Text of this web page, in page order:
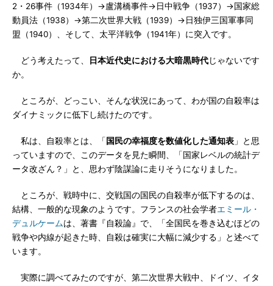
2・26事件（1934年）→盧溝橋事件→日中戦争（1937）→国家総
動員法（1938）→第二次世界大戦（1939）→日独伊三国軍事同
盟（1940）、そして、太平洋戦争（1941年）に突入です。
どう考えたって、 日本近代史における大暗黒時代じゃないです
か。
ところが、どっこい、そんな状況にあって、わが国の自殺率は
ダイナミックに低下し続けたのです。
私は、自殺率とは、「 国民の幸福度を数値化した通知表 」と思
っていますので、このデータを見た瞬間、「国家レベルの統計デ
ータ改ざん？」と、思わず陰謀論に走りそうになりました。
ところが、戦時中に、交戦国の国民の自殺率が低下するのは、
結構、一般的な現象のようです。フランスの社会学者エミール・
デュルケームは、著書『自殺論』で、「全国民を巻き込むほどの
戦争や内線が起きた時、自殺は確実に大幅に減少する」と述べて
います。
実際に調べてみたのですが、第二次世界大戦中、ドイツ、イタ